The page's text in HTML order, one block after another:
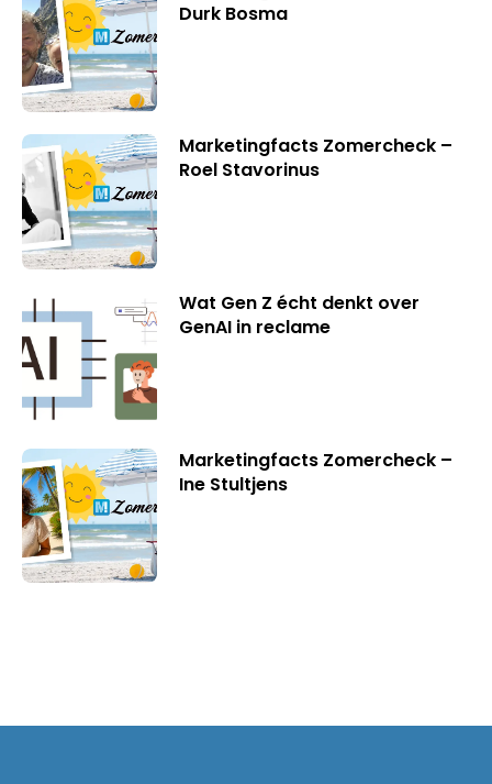
Durk Bosma
Marketingfacts Zomercheck –
Roel Stavorinus
Wat Gen Z écht denkt over
GenAI in reclame
Marketingfacts Zomercheck –
Ine Stultjens